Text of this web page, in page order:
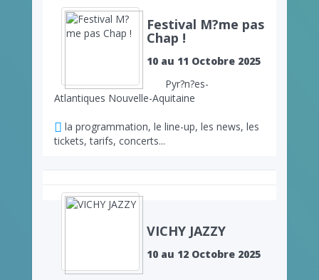
Festival M?me pas
Chap !
10 au 11 Octobre 2025
Pyr?n?es-
Atlantiques Nouvelle-Aquitaine
la programmation, le line-up, les news, les
tickets, tarifs, concerts...
VICHY JAZZY
10 au 12 Octobre 2025